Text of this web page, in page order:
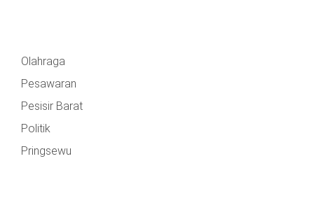
Olahraga
Pesawaran
Pesisir Barat
Politik
Pringsewu